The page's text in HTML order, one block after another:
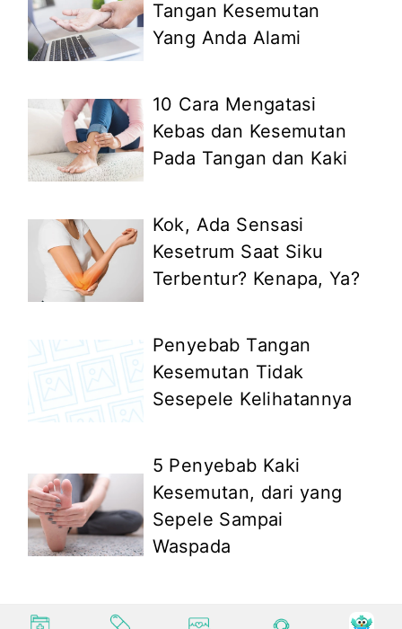
Tangan Kesemutan
Yang Anda Alami
10 Cara Mengatasi
Kebas dan Kesemutan
Pada Tangan dan Kaki
Kok, Ada Sensasi
Kesetrum Saat Siku
Terbentur? Kenapa, Ya?
Penyebab Tangan
Kesemutan Tidak
Sesepele Kelihatannya
5 Penyebab Kaki
Kesemutan, dari yang
Sepele Sampai
Waspada